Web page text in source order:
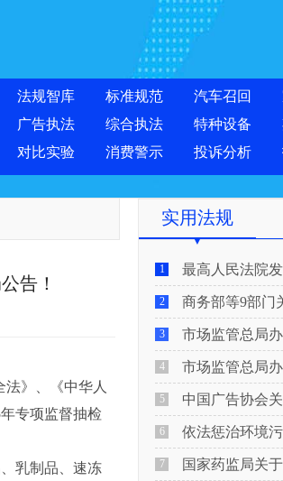
法规智库 标准规范 汽车召回
广告执法 综合执法 特种设备
对比实验 消费警示 投诉分析
告！
》、《中华人
专项监督抽检
乳制品、速冻
实用法规
1 最高人民法院发布《关于审理侵
2 商务部等9部门关于
3 市场监管总局办公厅关于印发 《〈
4 市场监管总局办公厅关于印发 《〈
5 中国广告协会关于广
6 依法惩治环境污染犯罪 全力维护国家生态安全 “两高”公布《关
7 国家药监局关于印发药